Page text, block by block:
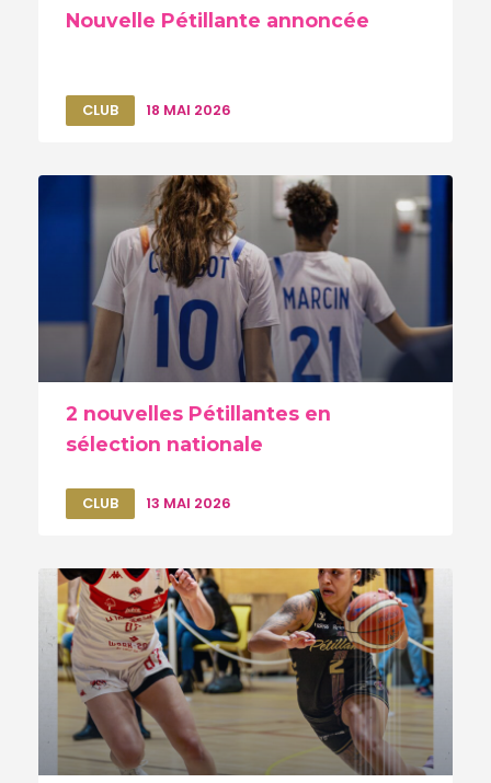
Nouvelle Pétillante annoncée
CLUB 18 MAI 2026
2 nouvelles Pétillantes en
sélection nationale
CLUB 13 MAI 2026